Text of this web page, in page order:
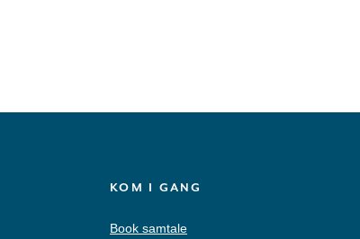
KOM I GANG
Book samtale